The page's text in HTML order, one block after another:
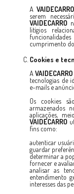
AVAIDECARRO
serem
VAIDECARRO
litígios
cumprimento
Cookies e
AVAIDECARRO
tecnologias de
e-mails e
Os cookies
armazenados
aplicações,
VAIDECARRO
fins como:
autenticar
guardar
determinar a
fornecer e
analisar as
entendimento
interesses das